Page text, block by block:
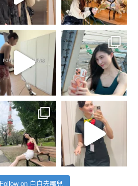
Follow on 白白去哪兒